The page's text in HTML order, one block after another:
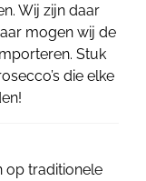
Wij zijn daar
mogen wij de
Stuk
die elke
op traditionele